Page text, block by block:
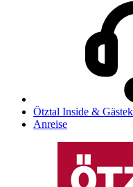
Ötztal Inside &
Anreise